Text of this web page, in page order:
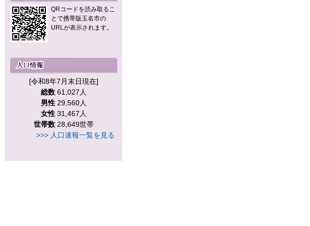
QRコードを読み取るこ
とで携帯版玉名市の
URLが表示されます。
[令和8年7月末日現在]
総数 61,027人
男性 29,560人
女性 31,467人
世帯数 28,649世帯
>>> 人口速報一覧を見る